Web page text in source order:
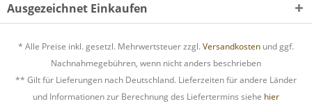
Ausgezeichnet Einkaufen
* Alle Preise inkl. gesetzl. Mehrwertsteuer zzgl. Versandkosten und ggf.
Nachnahmegebühren, wenn nicht anders beschrieben
** Gilt für Lieferungen nach Deutschland. Lieferzeiten für andere Länder
und Informationen zur Berechnung des Liefertermins siehe hier